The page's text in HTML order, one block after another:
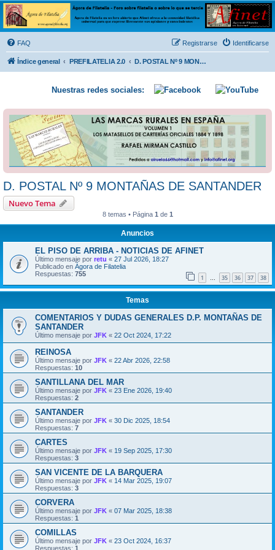
Ágora de Filatelia
Foro sobre filatelia o sobre lo que se tercie. Ágora de Filatelia es un foro abierto que Afinet
ofrece a la comunidad filatélica universal para que exprese libremente sus opiniones y
conocimientos
FAQ Identificarse
Registrarse
Índice general PREFILATELIA 2.0 D. POSTAL Nº 9 MONTAÑAS DE SANTANDER
Nuestras redes sociales:
D. POSTAL Nº 9 MONTAÑAS DE SANTANDER
Nuevo Tema
8 temas • Página 1 de 1
Anuncios
EL PISO DE ARRIBA - NOTICIAS DE AFINET
Último mensaje por retu « 27 Jul 2026, 18:27
Publicado en Ágora de Filatelia
Respuestas: 755 1 … 35 36 37 38
Temas
COMENTARIOS Y DUDAS GENERALES D.P. MONTAÑAS DE
SANTANDER
Último mensaje por JFK « 22 Oct 2024, 17:22
REINOSA
Último mensaje por JFK « 22 Abr 2026, 22:58
Respuestas: 10
SANTILLANA DEL MAR
Último mensaje por JFK « 23 Ene 2026, 19:40
Respuestas: 2
SANTANDER
Último mensaje por JFK « 30 Dic 2025, 18:54
Respuestas: 7
CARTES
Último mensaje por JFK « 19 Sep 2025, 17:30
Respuestas: 3
SAN VICENTE DE LA BARQUERA
Último mensaje por JFK « 14 Mar 2025, 19:07
Respuestas: 3
CORVERA
Último mensaje por JFK « 07 Mar 2025, 18:38
Respuestas: 1
COMILLAS
Último mensaje por JFK « 23 Oct 2024, 16:37
Respuestas: 1